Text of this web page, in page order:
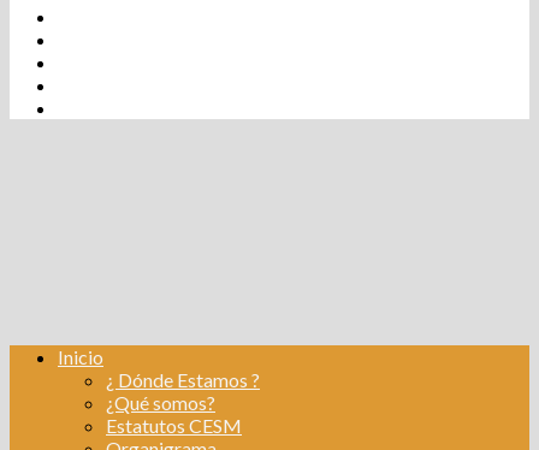
fb
Inicio
¿ Dónde Estamos ?
¿Qué somos?
Estatutos CESM